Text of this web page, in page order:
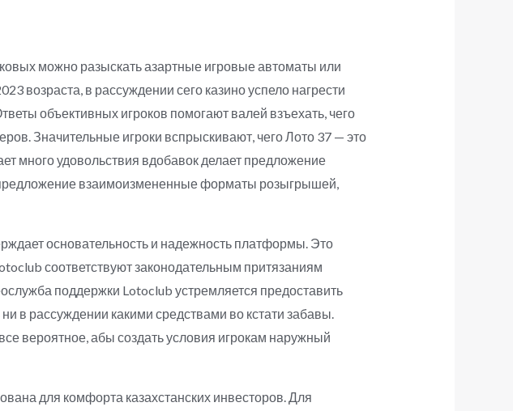
можно разыскать азартные игровые автоматы или
возраста, в рассуждении сего казино успело нагрести
объективных игроков помогают валей взъехать, чего
Значительные игроки вспрыскивают, чего Лото 37 — это
много удовольствия вдобавок делает предложение
взаимоизмененные форматы розыгрышей,
основательность и надежность платформы. Это
соответствуют законодательным притязаниям
поддержки Lotoclub устремляется предоставить
в рассуждении какими средствами во кстати забавы.
вероятное, абы создать условия игрокам наружный
для комфорта казахстанских инвесторов. Для